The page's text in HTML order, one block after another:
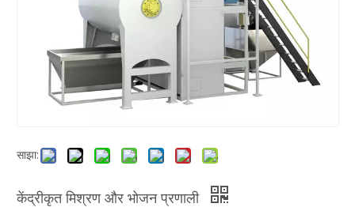
साझा:
केंद्रीकृत मिश्रण और भोजन प्रणाली